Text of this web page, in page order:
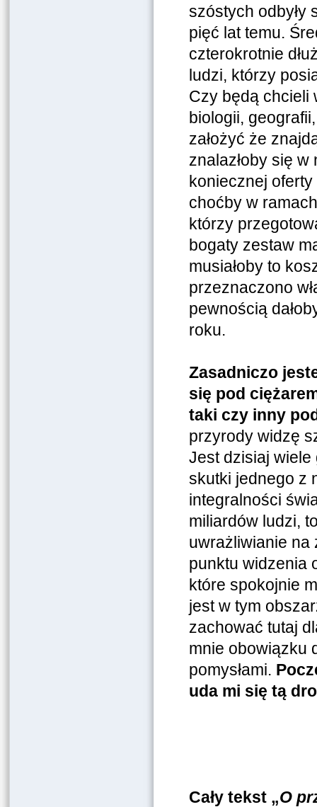
szóstych odbyły
pięć lat temu.
czterokrotnie
ludzi, którzy
Czy będą chcieli
biologii,
założyć że
znalazłoby się
koniecznej
choćby w
którzy
bogaty zestaw
musiałoby to
przeznaczono
pewnością
roku.
Zasadniczo
się pod
taki czy inny
przyrody widzę
Jest dzisiaj wiele
skutki jednego z
integralności
miliardów ludzi,
uwrażliwianie na
punktu widzenia
które spokojnie
jest w tym
zachować tutaj
mnie obowiązku
pomysłami.
uda mi się tą
Cały tekst „O